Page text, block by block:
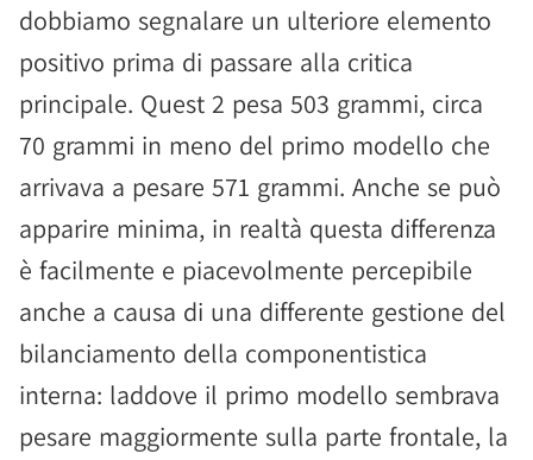
dobbiamo segnalare un ulteriore elemento
positivo prima di passare alla critica
principale. Quest 2 pesa 503 grammi, circa
70 grammi in meno del primo modello che
arrivava a pesare 571 grammi. Anche se può
apparire minima, in realtà questa differenza
è facilmente e piacevolmente percepibile
anche a causa di una differente gestione del
bilanciamento della componentistica
interna: laddove il primo modello sembrava
pesare maggiormente sulla parte frontale, la